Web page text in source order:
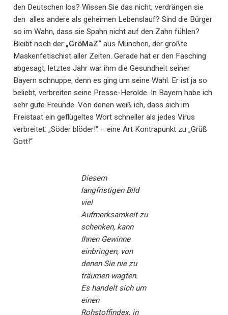
den Deutschen los? Wissen Sie das nicht, verdrängen sie
den alles andere als geheimen Lebenslauf? Sind die Bürger
so im Wahn, dass sie Spahn nicht auf den Zahn fühlen?
Bleibt noch der „GröMaZ“ aus München, der größte
Maskenfetischist aller Zeiten. Gerade hat er den Fasching
abgesagt, letztes Jahr war ihm die Gesundheit seiner
Bayern schnuppe, denn es ging um seine Wahl. Er ist ja so
beliebt, verbreiten seine Presse-Herolde. In Bayern habe ich
sehr gute Freunde. Von denen weiß ich, dass sich im
Freistaat ein geflügeltes Wort schneller als jedes Virus
verbreitet: „Söder blöder!“ – eine Art Kontrapunkt zu „Grüß
Gott!“
Diesem
langfristigen Bild
viel
Aufmerksamkeit zu
schenken, kann
Ihnen Gewinne
einbringen, von
denen Sie nie zu
träumen wagten.
Es handelt sich um
einen
Rohstoffindex, in